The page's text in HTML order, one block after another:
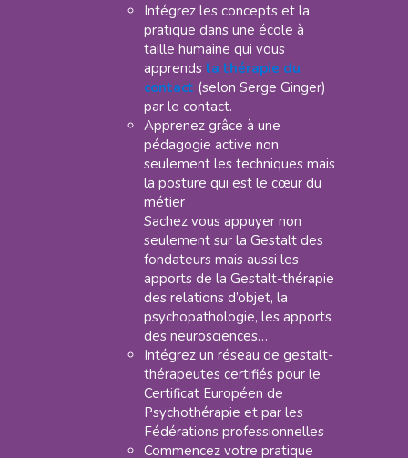
Intégrez les concepts et la
pratique dans une école à
taille humaine qui vous
apprends la thérapie du
contact (selon Serge Ginger)
par le contact.
Apprenez grâce à une
pédagogie active non
seulement les techniques mais
la posture qui est le cœur du
métier
Sachez vous appuyer non
seulement sur la Gestalt des
fondateurs mais aussi les
apports de la Gestalt-thérapie
des relations d’objet, la
psychopathologie, les apports
des neurosciences…
Intégrez un réseau de gestalt-
thérapeutes certifiés pour le
Certificat Européen de
Psychothérapie et par les
Fédérations professionnelles
Commencez votre pratique